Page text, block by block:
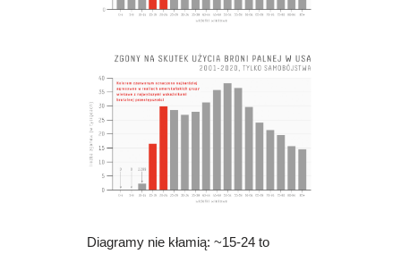
Diagramy nie kłamią: ~15-24 to